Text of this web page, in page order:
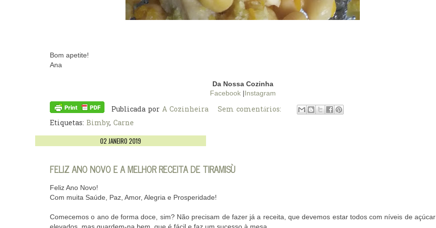
Bom apetite!
Ana
Da Nossa Cozinha
Facebook|Instagram
Publicada por A Cozinheira
Sem comentários:
Etiquetas: Bimby, Carne
02 JANEIRO 2019
FELIZ ANO NOVO E A MELHOR RECEITA DE TIRAMISÙ
Feliz Ano Novo!
Com muita Saúde, Paz, Amor, Alegria e Prosperidade!
Comecemos o ano de forma doce, sim? Não precisam de fazer já a receita, que devemos estar todos com níveis de açúcar